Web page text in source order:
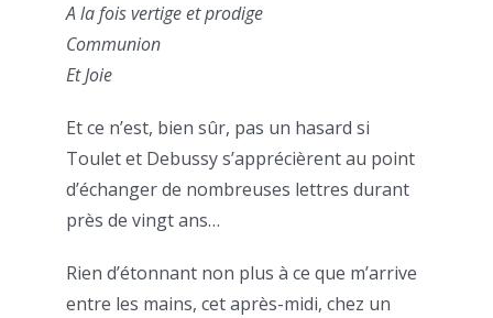
A la fois vertige et prodige
Communion
Et Joie
Et ce n’est, bien sûr, pas un hasard si
Toulet et Debussy s’apprécièrent au point
d’échanger de nombreuses lettres durant
près de vingt ans…
Rien d’étonnant non plus à ce que m’arrive
entre les mains, cet après-midi, chez un